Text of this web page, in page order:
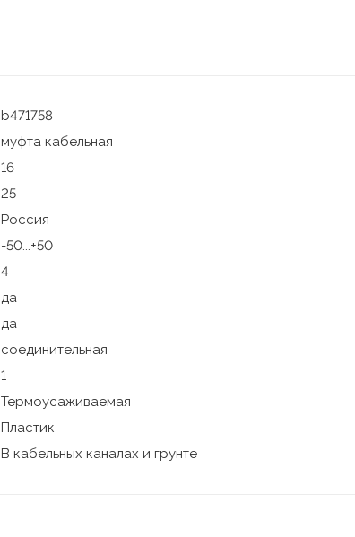
b471758
муфта кабельная
16
25
Россия
-50...+50
4
да
да
соединительная
1
Термоусаживаемая
Пластик
В кабельных каналах и грунте